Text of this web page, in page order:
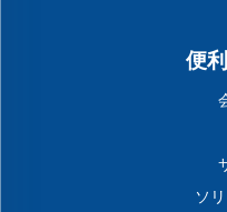
便
ソ